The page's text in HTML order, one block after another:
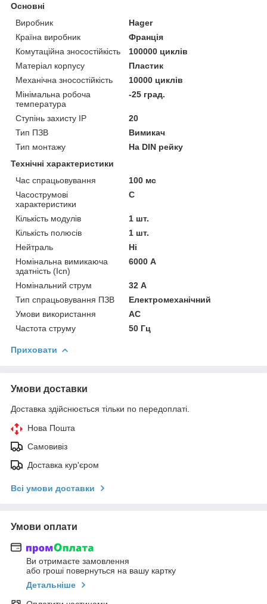
Основні
Виробник
Hager
Країна виробник
Франція
Комутаційна зносостійкість
100000 циклів
Матеріал корпусу
Пластик
Механічна зносостійкість
10000 циклів
Мінімальна робоча
температура
-25 град.
Ступінь захисту IP
20
Тип ПЗВ
Вимикач
Тип монтажу
На DIN рейку
Технічні характеристики
Час спрацьовування
100 мс
Часострумові
характеристики
C
Кількість модулів
1 шт.
Кількість полюсів
1 шт.
Нейтраль
Ні
Номінальна вимикаюча
здатність (Icn)
6000 А
Номінальний струм
32 А
Тип спрацьовування ПЗВ
Електромеханічний
Умови використання
АС
Частота струму
50 Гц
Приховати
Умови доставки
Доставка здійснюється тільки по передоплаті.
Нова Пошта
Самовивіз
Доставка кур'єром
Всі умови доставки
Умови оплати
Ви отримаєте замовлення
або гроші повернуться на вашу картку
Детальніше